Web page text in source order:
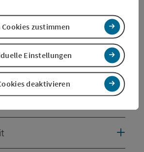
deaktivieren
Einstellungen
Cookies zustimmen